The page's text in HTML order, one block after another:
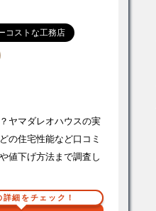
コストな工務店
ヤマダレオハウスの実
の住宅性能など口コミ
値下げ方法まで調査し
詳細をチェック！